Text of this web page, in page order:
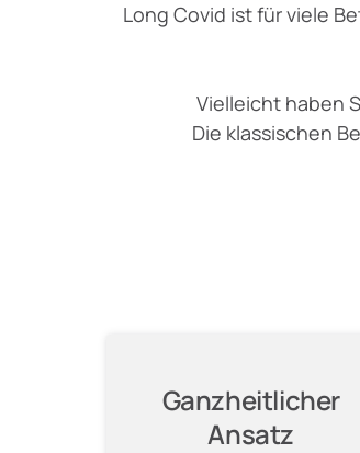
Long Covid ist für viele
Vielleicht haben
Die klassischen
Ganzheitlicher
Ansatz